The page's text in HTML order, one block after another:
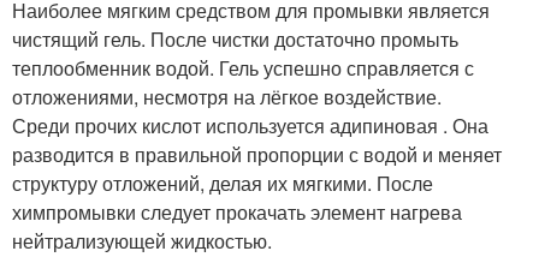
Наиболее мягким средством для промывки является
чистящий гель. После чистки достаточно промыть
теплообменник водой. Гель успешно справляется с
отложениями, несмотря на лёгкое воздействие.
Среди прочих кислот используется адипиновая . Она
разводится в правильной пропорции с водой и меняет
структуру отложений, делая их мягкими. После
химпромывки следует прокачать элемент нагрева
нейтрализующей жидкостью.